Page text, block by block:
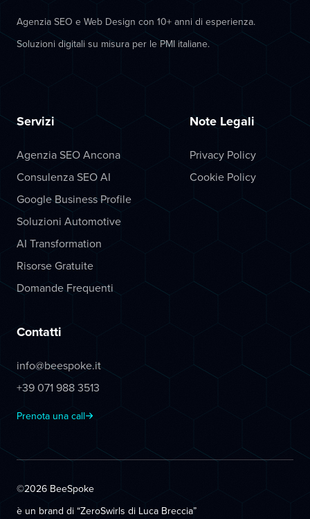
Agenzia SEO e Web Design con 10+ anni di esperienza.
Soluzioni digitali su misura per le PMI italiane.
Servizi
Agenzia SEO Ancona
Consulenza SEO AI
Google Business Profile
Soluzioni Automotive
AI Transformation
Risorse Gratuite
Domande Frequenti
Note Legali
Privacy Policy
Cookie Policy
Contatti
info@beespoke.it
+39 071 988 3513
Prenota una call
©2026 BeeSpoke
è un brand di “ZeroSwirls di Luca Breccia”